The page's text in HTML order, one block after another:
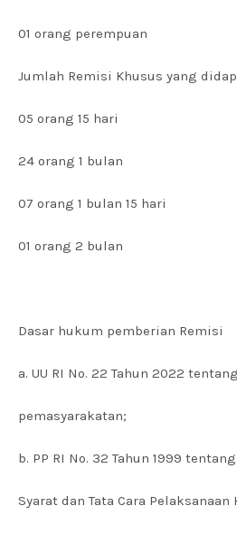
01 orang perempuan
Jumlah Remisi Khusus yang
05 orang 15 hari
24 orang 1 bulan
07 orang 1 bulan 15 hari
01 orang 2 bulan
Dasar hukum pemberian Remisi
a. UU RI No. 22 Tahun 2022 tentang
pemasyarakatan;
b. PP RI No. 32 Tahun 1999 tentang
Syarat dan Tata Cara Pelaksanaan